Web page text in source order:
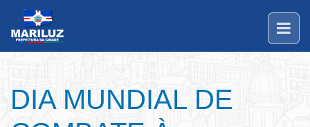
DIA MUNDIAL DE